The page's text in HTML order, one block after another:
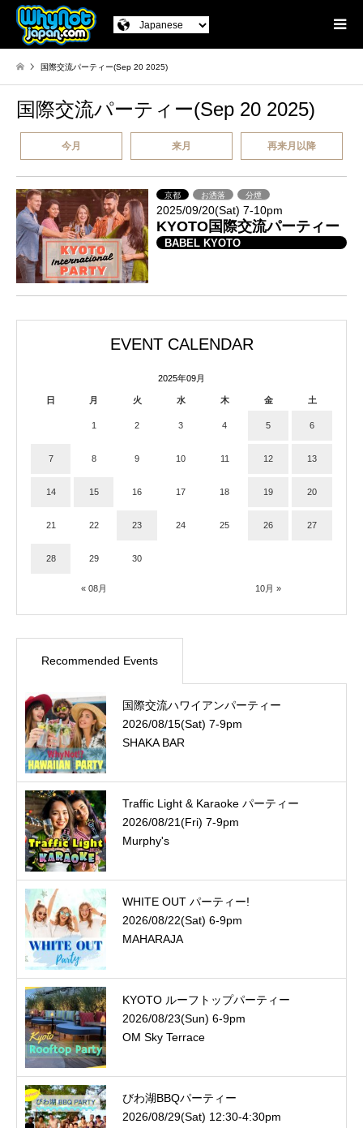
国際交流パーティー(Sep 20 2025)
国際交流パーティー(Sep 20 2025)
今月 来月 再来月以降
京都 お洒落 分煙
2025/09/20(Sat) 7-10pm
KYOTO国際交流パーティー
BABEL KYOTO
EVENT CALENDAR
2025年09月
日 月 火 水 木 金 土
« 08月 10月 »
1 2 3 4 5 6
7 8 9 10 11 12 13
14 15 16 17 18 19 20
21 22 23 24 25 26 27
28 29 30
Recommended Events
国際交流ハワイアンパーティー
2026/08/15(Sat) 7-9pm
SHAKA BAR
Traffic Light & Karaoke パーティー
2026/08/21(Fri) 7-9pm
Murphy's
WHITE OUT パーティー!
2026/08/22(Sat) 6-9pm
MAHARAJA
KYOTO ルーフトップパーティー
2026/08/23(Sun) 6-9pm
OM Sky Terrace
びわ湖BBQパーティー
2026/08/29(Sat) 12:30-4:30pm